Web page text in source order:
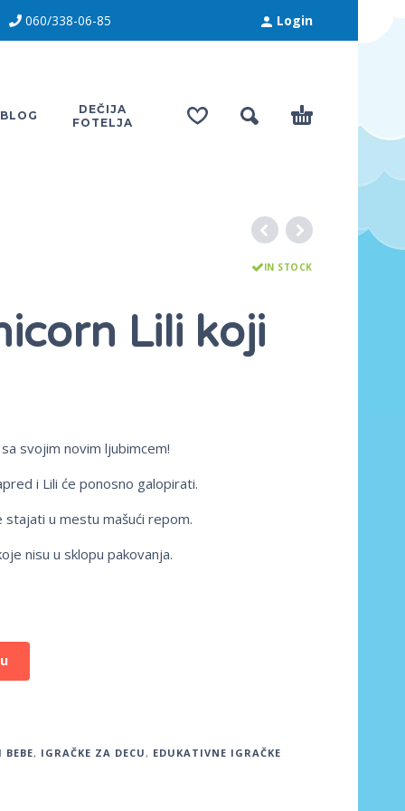
060/338-06-85 Login
BLOG
DEČIJA
FOTELJA
IN STOCK
Lili koji
svojim novim ljubimcem!
i Lili će ponosno galopirati.
stajati u mestu mašući repom.
nisu u sklopu pakovanja.
, IGRAČKE ZA DECU, EDUKATIVNE IGRAČKE